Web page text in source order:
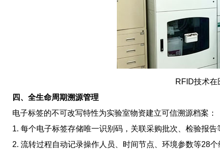
RFID技术
四、全生命周期溯源管理
电子标签的不可改写特性为实验室物资建立可信溯源档案：
1. 每个电子标签存储唯一识别码，关联采购批次、检验报告
2. 流转过程自动记录操作人员、时间节点、环境参数等28